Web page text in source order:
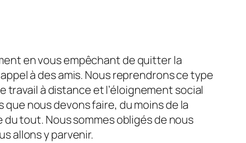
en vous empêchant de quitter la
à des amis. Nous reprendrons ce type
à distance et l’éloignement social
nous devons faire, du moins de la
tout. Nous sommes obligés de nous
allons y parvenir.